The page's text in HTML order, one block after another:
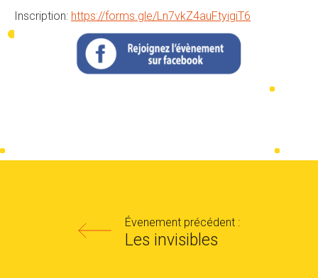
Inscription: https://forms.gle/Ln7vkZ4auFtyigiT6
Évenement précédent :
Les invisibles